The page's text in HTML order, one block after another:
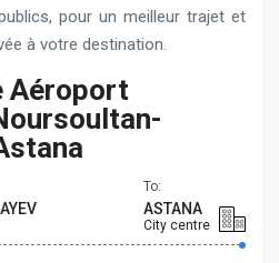
pour un meilleur trajet et
à votre destination.
Aéroport
To:
ASTANA
City centre